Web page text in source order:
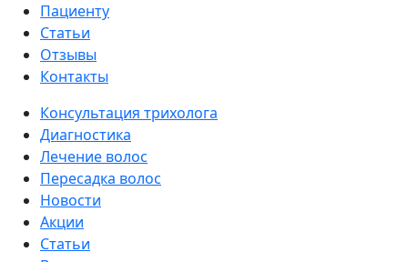
Пациенту
Статьи
Отзывы
Контакты
Консультация трихолога
Диагностика
Лечение волос
Пересадка волос
Новости
Акции
Статьи